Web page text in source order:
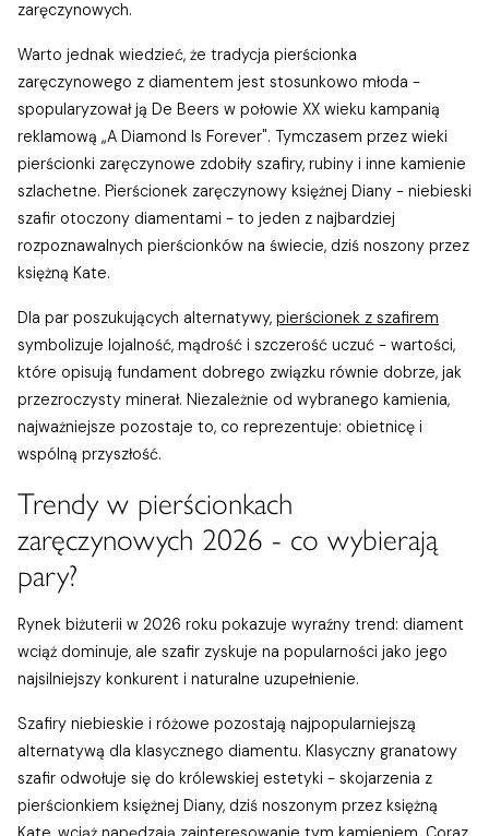
zaręczynowych.
Warto jednak wiedzieć, że tradycja pierścionka
zaręczynowego z diamentem jest stosunkowo młoda -
spopularyzował ją De Beers w połowie XX wieku kampanią
reklamową „A Diamond Is Forever". Tymczasem przez wieki
pierścionki zaręczynowe zdobiły szafiry, rubiny i inne kamienie
szlachetne. Pierścionek zaręczynowy księżnej Diany - niebieski
szafir otoczony diamentami - to jeden z najbardziej
rozpoznawalnych pierścionków na świecie, dziś noszony przez
księżną Kate.
Dla par poszukujących alternatywy, pierścionek z szafirem
symbolizuje lojalność, mądrość i szczerość uczuć - wartości,
które opisują fundament dobrego związku równie dobrze, jak
przezroczysty minerał. Niezależnie od wybranego kamienia,
najważniejsze pozostaje to, co reprezentuje: obietnicę i
wspólną przyszłość.
Trendy w pierścionkach
zaręczynowych 2026 - co wybierają
pary?
Rynek biżuterii w 2026 roku pokazuje wyraźny trend: diament
wciąż dominuje, ale szafir zyskuje na popularności jako jego
najsilniejszy konkurent i naturalne uzupełnienie.
Szafiry niebieskie i różowe pozostają najpopularniejszą
alternatywą dla klasycznego diamentu. Klasyczny granatowy
szafir odwołuje się do królewskiej estetyki - skojarzenia z
pierścionkiem księżnej Diany, dziś noszonym przez księżną